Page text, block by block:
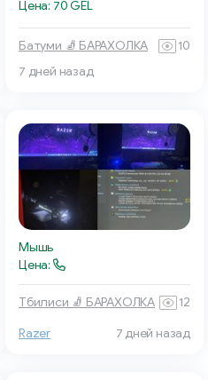
Цена: 70 GEL
Батуми 🧦 БАРАХОЛКА
10
7 дней назад
Мышь
Цена:
Тбилиси 🧦 БАРАХОЛКА 12
Razer 7 дней назад